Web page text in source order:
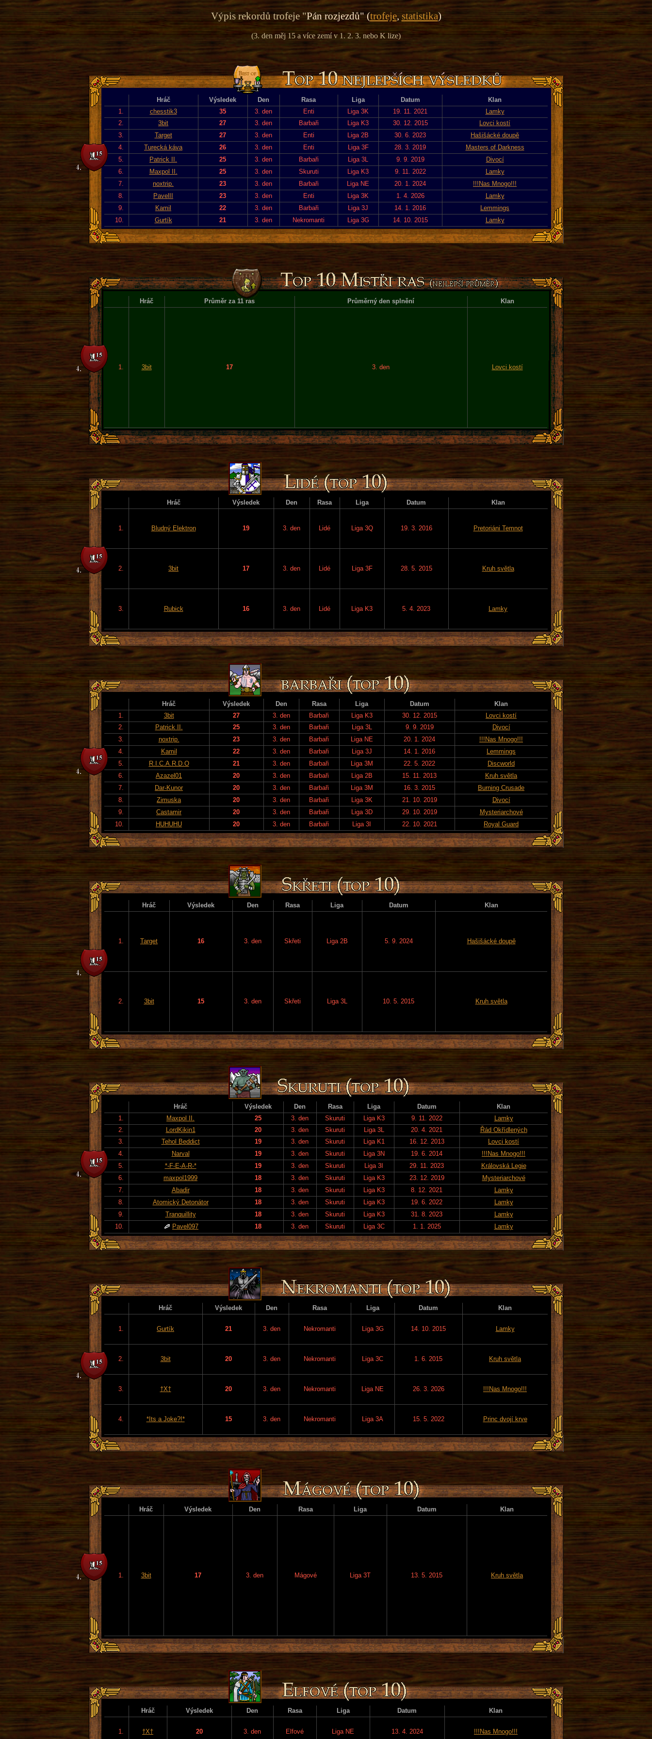
Výpis rekordů trofeje "Pán rozjezdů" (trofeje,statistika)
(3. den měj 15 a více zemí v 1. 2. 3. nebo K lize)
Hráč Výsledek Den Rasa Liga Datum
Klan
1.
chesstik3 35 3. den Enti Liga 3K 19. 11. 2021
Lamky
2.
3bit 27 3. den Barbaři Liga K3 30. 12. 2015
Lovci kostí
3.
Target 27 3. den Enti Liga 2B 30. 6. 2023
Hašišácké doupě
4.
Turecká káva 26 3. den Enti Liga 3F 28. 3. 2019
Masters of Darkness
5.
Patrick II. 25 3. den Barbaři Liga 3L 9. 9. 2019
Divocí
6.
Maxpol II. 25 3. den Skuruti Liga K3 9. 11. 2022
Lamky
7.
noxtrip. 23 3. den Barbaři Liga NE 20. 1. 2024
!!!Nas Mnogo!!!
8.
PavelII 23 3. den Enti Liga 3K 1. 4. 2026
Lamky
9.
Kamil 22 3. den Barbaři Liga 3J 14. 1. 2016
Lemmings
10.
Gurtík 21 3. den Nekromanti Liga 3G 14. 10. 2015 Lamky
Hráč Průměr za 11 ras Průměrný den splnění Klan
1. 3bit 17 3. den Lovci kostí
Hráč Výsledek Den Rasa Liga Datum Klan
1. Bludný Elektron 19 3. den Lidé Liga 3Q 19. 3. 2016 Pretoriáni Temnot
2. 3bit 17 3. den Lidé Liga 3F 28. 5. 2015 Kruh světla
3. Rubick 16 3. den Lidé Liga K3 5. 4. 2023 Lamky
Hráč Výsledek Den Rasa Liga Datum
Klan
1.
3bit 27 3. den Barbaři Liga K3 30. 12. 2015
Lovci kostí
2.
Patrick II. 25 3. den Barbaři Liga 3L 9. 9. 2019
Divocí
3.
noxtrip. 23 3. den Barbaři Liga NE 20. 1. 2024
!!!Nas Mnogo!!!
4.
Kamil 22 3. den Barbaři Liga 3J 14. 1. 2016
Lemmings
5.
R.I.C.A.R.D.O 21 3. den Barbaři Liga 3M 22. 5. 2022
Discworld
6.
Azazel01 20 3. den Barbaři Liga 2B 15. 11. 2013
Kruh světla
7.
Dar-Kunor 20 3. den Barbaři Liga 3M 16. 3. 2015
Burning Crusade
8.
Zimuska 20 3. den Barbaři Liga 3K 21. 10. 2019
Divocí
9.
Castamir 20 3. den Barbaři Liga 3D 29. 10. 2019
Mysteriarchové
10.
HUHUHU 20 3. den Barbaři Liga 3I 22. 10. 2021 Royal Guard
Hráč Výsledek Den Rasa Liga Datum Klan
1. Target 16 3. den Skřeti Liga 2B 5. 9. 2024 Hašišácké doupě
2. 3bit 15 3. den Skřeti Liga 3L 10. 5. 2015 Kruh světla
Hráč Výsledek Den Rasa Liga Datum
Klan
1.
Maxpol II. 25 3. den Skuruti Liga K3 9. 11. 2022
Lamky
2.
LordKikin1 20 3. den Skuruti Liga 3L 20. 4. 2021
Řád Okřídlených
3.
Tehol Beddict 19 3. den Skuruti Liga K1 16. 12. 2013
Lovci kostí
4.
Narval 19 3. den Skuruti Liga 3N 19. 6. 2014
!!!Nas Mnogo!!!
5.
*-F-E-A-R-* 19 3. den Skuruti Liga 3I 29. 11. 2023
Královská Legie
6.
maxpol1999 18 3. den Skuruti Liga K3 23. 12. 2019
Mysteriarchové
7.
Abadir 18 3. den Skuruti Liga K3 8. 12. 2021
Lamky
8.
Atomický Detonátor 18 3. den Skuruti Liga K3 19. 6. 2022
Lamky
9.
Tranquillity 18 3. den Skuruti Liga K3 31. 8. 2023
Lamky
10.
Pavel097 18 3. den Skuruti Liga 3C 1. 1. 2025 Lamky
Hráč Výsledek Den Rasa Liga Datum Klan
1. Gurtík 21 3. den Nekromanti Liga 3G 14. 10. 2015 Lamky
2. 3bit 20 3. den Nekromanti Liga 3C 1. 6. 2015 Kruh světla
3. †X† 20 3. den Nekromanti Liga NE 26. 3. 2026 !!!Nas Mnogo!!!
4. *Its a Joke?!* 15 3. den Nekromanti Liga 3A 15. 5. 2022 Princ dvojí krve
Hráč Výsledek Den Rasa Liga Datum Klan
1. 3bit 17 3. den Mágové Liga 3T 13. 5. 2015 Kruh světla
Hráč Výsledek Den Rasa Liga Datum Klan
1. †X† 20 3. den Elfové Liga NE 13. 4. 2024 !!!Nas Mnogo!!!